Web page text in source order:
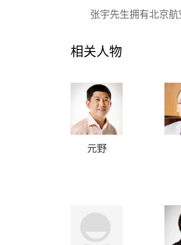
张宇先生拥有北京
相关人物
元野